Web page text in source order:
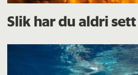
Slik har du aldri